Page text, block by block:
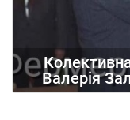
Валерія